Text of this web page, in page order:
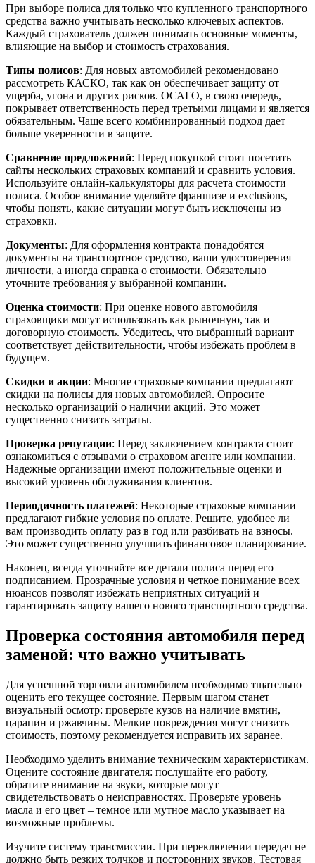
При выборе полиса для только что купленного транспортного
средства важно учитывать несколько ключевых аспектов.
Каждый страхователь должен понимать основные моменты,
влияющие на выбор и стоимость страхования.
Типы полисов: Для новых автомобилей рекомендовано
рассмотреть КАСКО, так как он обеспечивает защиту от
ущерба, угона и других рисков. ОСАГО, в свою очередь,
покрывает ответственность перед третьими лицами и является
обязательным. Чаще всего комбинированный подход дает
больше уверенности в защите.
Сравнение предложений: Перед покупкой стоит посетить
сайты нескольких страховых компаний и сравнить условия.
Используйте онлайн-калькуляторы для расчета стоимости
полиса. Особое внимание уделяйте франшизе и exclusions,
чтобы понять, какие ситуации могут быть исключены из
страховки.
Документы: Для оформления контракта понадобятся
документы на транспортное средство, ваши удостоверения
личности, а иногда справка о стоимости. Обязательно
уточните требования у выбранной компании.
Оценка стоимости: При оценке нового автомобиля
страховщики могут использовать как рыночную, так и
договорную стоимость. Убедитесь, что выбранный вариант
соответствует действительности, чтобы избежать проблем в
будущем.
Скидки и акции: Многие страховые компании предлагают
скидки на полисы для новых автомобилей. Опросите
несколько организаций о наличии акций. Это может
существенно снизить затраты.
Проверка репутации: Перед заключением контракта стоит
ознакомиться с отзывами о страховом агенте или компании.
Надежные организации имеют положительные оценки и
высокий уровень обслуживания клиентов.
Периодичность платежей: Некоторые страховые компании
предлагают гибкие условия по оплате. Решите, удобнее ли
вам производить оплату раз в год или разбивать на взносы.
Это может существенно улучшить финансовое планирование.
Наконец, всегда уточняйте все детали полиса перед его
подписанием. Прозрачные условия и четкое понимание всех
нюансов позволят избежать неприятных ситуаций и
гарантировать защиту вашего нового транспортного средства.
Проверка состояния автомобиля перед
заменой: что важно учитывать
Для успешной торговли автомобилем необходимо тщательно
оценить его текущее состояние. Первым шагом станет
визуальный осмотр: проверьте кузов на наличие вмятин,
царапин и ржавчины. Мелкие повреждения могут снизить
стоимость, поэтому рекомендуется исправить их заранее.
Необходимо уделить внимание техническим характеристикам.
Оцените состояние двигателя: послушайте его работу,
обратите внимание на звуки, которые могут
свидетельствовать о неисправностях. Проверьте уровень
масла и его цвет – темное или мутное масло указывает на
возможные проблемы.
Изучите систему трансмиссии. При переключении передач не
должно быть резких толчков и посторонних звуков. Тестовая